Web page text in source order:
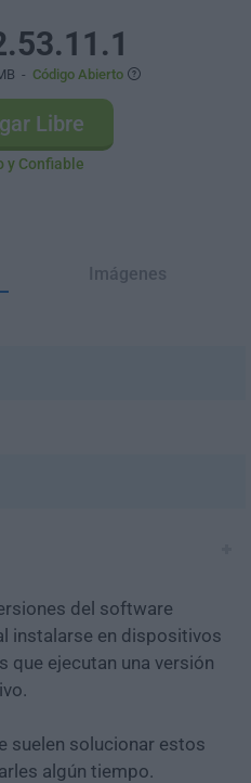
- Código Abierto
Libre
y Confiable
Imágenes
del software
instalarse en dispositivos
ejecutan una versión
suelen solucionar estos
algún tiempo.